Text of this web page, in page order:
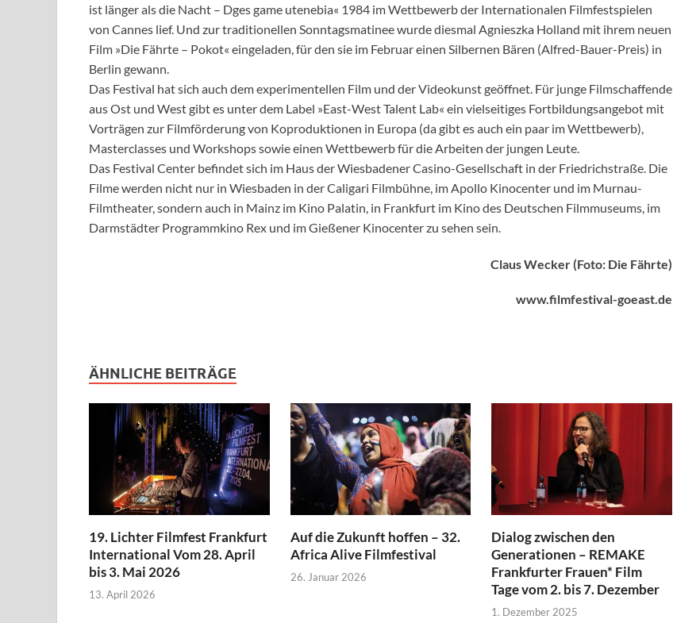
ist länger als die Nacht – Dges game utenebia« 1984 im Wettbewerb der Internationalen Filmfestspielen
von Cannes lief. Und zur traditionellen Sonntagsmatinee wurde diesmal Agnieszka Holland mit ihrem neuen
Film »Die Fährte – Pokot« eingeladen, für den sie im Februar einen Silbernen Bären (Alfred-Bauer-Preis) in
Berlin gewann.
Das Festival hat sich auch dem experimentellen Film und der Videokunst geöffnet. Für junge Filmschaffende
aus Ost und West gibt es unter dem Label »East-West Talent Lab« ein vielseitiges Fortbildungsangebot mit
Vorträgen zur Filmförderung von Koproduktionen in Europa (da gibt es auch ein paar im Wettbewerb),
Masterclasses und Workshops sowie einen Wettbewerb für die Arbeiten der jungen Leute.
Das Festival Center befindet sich im Haus der Wiesbadener Casino-Gesellschaft in der Friedrichstraße. Die
Filme werden nicht nur in Wiesbaden in der Caligari Filmbühne, im Apollo Kinocenter und im Murnau-
Filmtheater, sondern auch in Mainz im Kino Palatin, in Frankfurt im Kino des Deutschen Filmmuseums, im
Darmstädter Programmkino Rex und im Gießener Kinocenter zu sehen sein.
Claus Wecker (Foto: Die Fährte)
www.filmfestival-goeast.de
ÄHNLICHE BEITRÄGE
19. Lichter Filmfest Frankfurt
International Vom 28. April
bis 3. Mai 2026
13. April 2026
Auf die Zukunft hoffen – 32.
Africa Alive Filmfestival
26. Januar 2026
Dialog zwischen den
Generationen – REMAKE
Frankfurter Frauen* Film
Tage vom 2. bis 7. Dezember
1. Dezember 2025